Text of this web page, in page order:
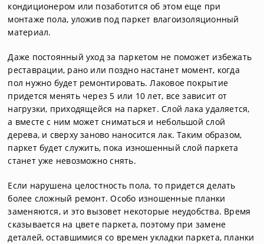
кондиционером или позаботится об этом еще при
монтаже пола, уложив под паркет влагоизоляционный
материал.
Даже постоянный уход за паркетом не поможет избежать
реставрации, рано или поздно настанет момент, когда
пол нужно будет ремонтировать. Лаковое покрытие
придется менять через 5 или 10 лет, все зависит от
нагрузки, приходящейся на паркет. Слой лака удаляется,
а вместе с ним может сниматься и небольшой слой
дерева, и сверху заново наносится лак. Таким образом,
паркет будет служить, пока изношенный слой паркета
станет уже невозможно снять.
Если нарушена целостность пола, то придется делать
более сложный ремонт. Особо изношенные планки
заменяются, и это вызовет некоторые неудобства. Время
сказывается на цвете паркета, поэтому при замене
деталей, оставшимися со времен укладки паркета, планки